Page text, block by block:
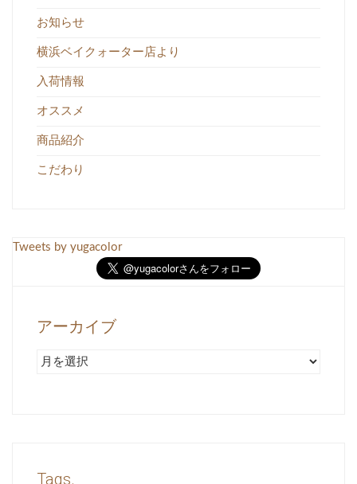
お知らせ
横浜ベイクォーター店より
入荷情報
オススメ
商品紹介
こだわり
Tweets by yugacolor
アーカイブ
ア
Tags.